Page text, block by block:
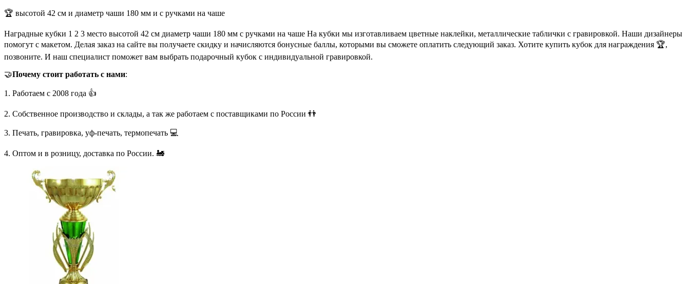
🏆 высотой 42 см и диаметр чаши 180 мм и с ручками на чаше
Наградные кубки 1 2 3 место высотой 42 см диаметр чаши 180 мм с ручками на чаше На кубки мы изготавливаем цветные наклейки, металлические таблички с гравировкой. Наши дизайнеры
помогут с макетом. Делая заказ на сайте вы получаете скидку и начисляются бонусные баллы, которыми вы сможете оплатить следующий заказ. Хотите купить кубок для награждения 🏆,
позвоните. И наш специалист поможет вам выбрать подарочный кубок с индивидуальной гравировкой.
🤝Почему стоит работать с нами:
1. Работаем с 2008 года 👍
2. Собственное производство и склады, а так же работаем с поставщиками по России 👬
3. Печать, гравировка, уф-печать, термопечать 💻
4. Оптом и в розницу, доставка по России. 🚂